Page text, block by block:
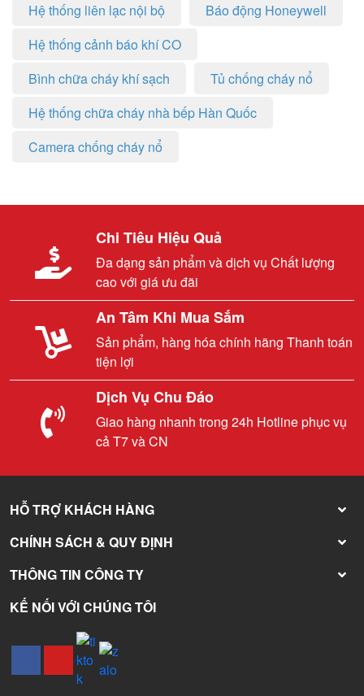
Hệ thống liên lạc nội bộ
Báo động Honeywell
Hệ thống cảnh báo khí CO
Bình chữa cháy khí sạch
Tủ chống cháy nổ
Hệ thống chữa cháy nhà bếp Hàn Quốc
Camera chống cháy nổ
Chi Tiêu Hiệu Quả
Đa dạng sản phẩm và dịch vụ Chất lượng
cao với giá ưu đãi
An Tâm Khi Mua Sắm
Sản phẩm, hàng hóa chính hãng Thanh toán
tiện lợi
Dịch Vụ Chu Đáo
Giao hàng nhanh trong 24h Hotline phục vụ
cả T7 và CN
HỖ TRỢ KHÁCH HÀNG
CHÍNH SÁCH & QUY ĐỊNH
THÔNG TIN CÔNG TY
KẾ NỐI VỚI CHÚNG TÔI